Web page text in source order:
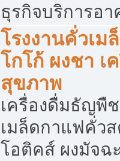
ธุรกิจบริการอ
โรงงานคั่วเม
โกโก้ ผงชา เ
สุขภาพ
เครื่องดื่มธัญพื
เมล็ดกาแฟคั่ว
โอติคส์ ผงมัจฉ